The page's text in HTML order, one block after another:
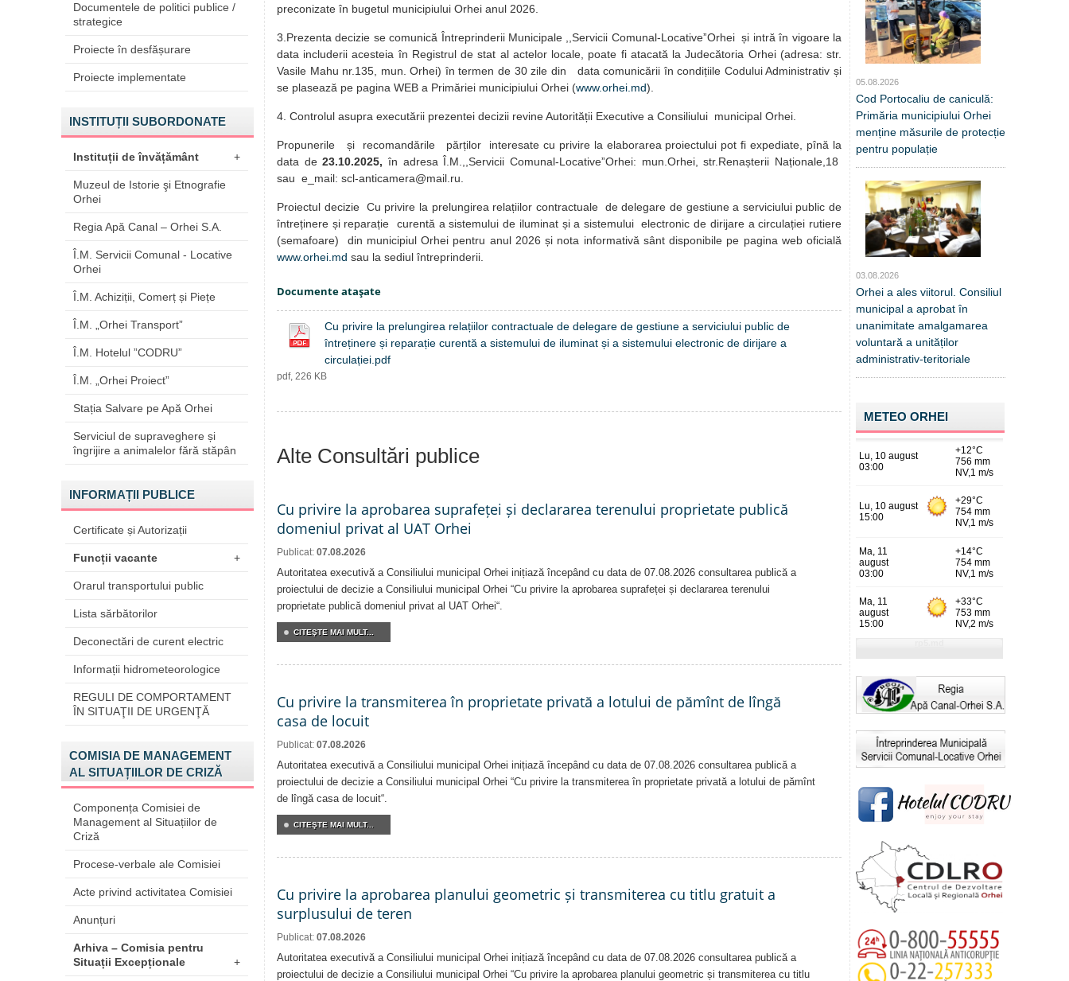
Documentele de politici publice /
strategice
Proiecte în desfășurare
Proiecte implementate
INSTITUȚII SUBORDONATE
Instituții de învățământ +
Muzeul de Istorie şi Etnografie
Orhei
Regia Apă Canal – Orhei S.A.
Î.M. Servicii Comunal - Locative
Orhei
Î.M. Achiziții, Comerț și Piețe
Î.M. „Orhei Transport”
Î.M. Hotelul ”CODRU”
Î.M. „Orhei Proiect”
Stația Salvare pe Apă Orhei
Serviciul de supraveghere și
îngrijire a animalelor fără stăpân
INFORMAȚII PUBLICE
Certificate și Autorizații
Funcții vacante +
Orarul transportului public
Lista sărbătorilor
Deconectări de curent electric
Informații hidrometeorologice
REGULI DE COMPORTAMENT
ÎN SITUAŢII DE URGENŢĂ
COMISIA DE MANAGEMENT
AL SITUAȚIILOR DE CRIZĂ
Componența Comisiei de
Management al Situațiilor de
Criză
Procese-verbale ale Comisiei
Acte privind activitatea Comisiei
Anunțuri
Arhiva – Comisia pentru
Situații Excepționale
+
preconizate în bugetul municipiului Orhei anul 2026.
3.Prezenta decizie se comunică Întreprinderii Municipale ,,Servicii Comunal-LocativeˮOrhei și intră în vigoare la
data includerii acesteia în Registrul de stat al actelor locale, poate fi atacată la Judecătoria Orhei (adresa: str.
Vasile Mahu nr.135, mun. Orhei) în termen de 30 zile din data comunicării în condițiile Codului Administrativ și
se plasează pe pagina WEB a Primăriei municipiului Orhei (www.orhei.md).
4. Controlul asupra executării prezentei decizii revine Autorității Executive a Consiliului municipal Orhei.
Propunerile și recomandările părților interesate cu privire la elaborarea proiectului pot fi expediate, pînă la
data de23.10.2025, în adresa Î.M.,,Servicii Comunal-LocativeˮOrhei: mun.Orhei, str.Renașterii Naționale,18
sau e_mail: scl-anticamera@mail.ru.
Proiectul decizie Cu privire la prelungirea relațiilor contractuale de delegare de gestiune a serviciului public de
întreținere și reparație curentă a sistemului de iluminat și a sistemului electronic de dirijare a circulației rutiere
(semafoare) din municipiul Orhei pentru anul 2026 și nota informativă sânt disponibile pe pagina web oficială
www.orhei.md sau la sediul întreprinderii.
Documente ataşate
Cu privire la prelungirea relațiilor contractuale de delegare de gestiune a serviciului public de
întreținere și reparație curentă a sistemului de iluminat și a sistemului electronic de dirijare a
circulației.pdf
pdf, 226 KB
Alte Consultări publice
Cu privire la aprobarea suprafeței și declararea terenului proprietate publică
domeniul privat al UAT Orhei
Publicat: 07.08.2026
Autoritatea executivă a Consiliului municipal Orhei inițiază începând cu data de 07.08.2026 consultarea publică a
proiectului de decizie a Consiliului municipal Orhei “Cu privire la aprobarea suprafeței și declararea terenului
proprietate publică domeniul privat al UAT Orhei“.
CITEŞTE MAI MULT...
Cu privire la transmiterea în proprietate privată a lotului de pămînt de lîngă
casa de locuit
Publicat: 07.08.2026
Autoritatea executivă a Consiliului municipal Orhei inițiază începând cu data de 07.08.2026 consultarea publică a
proiectului de decizie a Consiliului municipal Orhei “Cu privire la transmiterea în proprietate privată a lotului de pămînt
de lîngă casa de locuit“.
CITEŞTE MAI MULT...
Cu privire la aprobarea planului geometric și transmiterea cu titlu gratuit a
surplusului de teren
Publicat: 07.08.2026
Autoritatea executivă a Consiliului municipal Orhei inițiază începând cu data de 07.08.2026 consultarea publică a
proiectului de decizie a Consiliului municipal Orhei “Cu privire la aprobarea planului geometric și transmiterea cu titlu
05.08.2026
Cod Portocaliu de caniculă:
Primăria municipiului Orhei
menține măsurile de protecție
pentru populație
03.08.2026
Orhei a ales viitorul. Consiliul
municipal a aprobat în
unanimitate amalgamarea
voluntară a unităților
administrativ-teritoriale
METEO ORHEI